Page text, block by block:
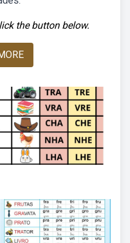
the button below.